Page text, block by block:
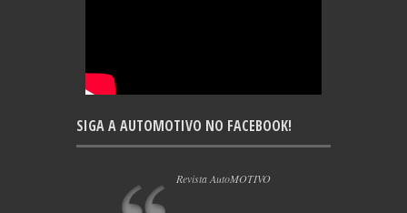
SIGA A AUTOMOTIVO NO FACEBOOK!
Revista AutoMOTIVO